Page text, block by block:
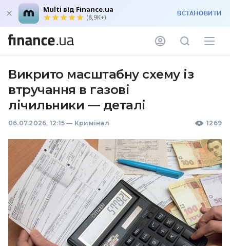
Multi від Finance.ua
(8,9K+) ВСТАНОВИТИ
Викрито масштабну схему із
втручання в газові
лічильники — деталі
06.07.2026, 12:15 — Кримінал 1269